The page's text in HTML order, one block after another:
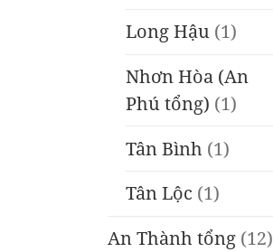
Long Hậu (1)
Nhơn Hòa (An
Phú tổng) (1)
Tân Bình (1)
Tân Lộc (1)
An Thành tổng (12)